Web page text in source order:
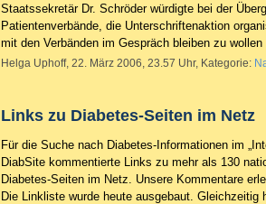
Staatssekretär Dr. Schröder würdigte bei der
Patientenverbände, die Unterschriftenaktion
mit den Verbänden im Gespräch bleiben zu wollen
Helga Uphoff, 22. März 2006, 23.57 Uhr, Kategorie:
Links zu Diabetes-Seiten im Netz
Für die Suche nach Diabetes-Informationen im
DiabSite kommentierte Links zu mehr als 130
Diabetes-Seiten im Netz. Unsere Kommentare
Die Linkliste wurde heute ausgebaut.